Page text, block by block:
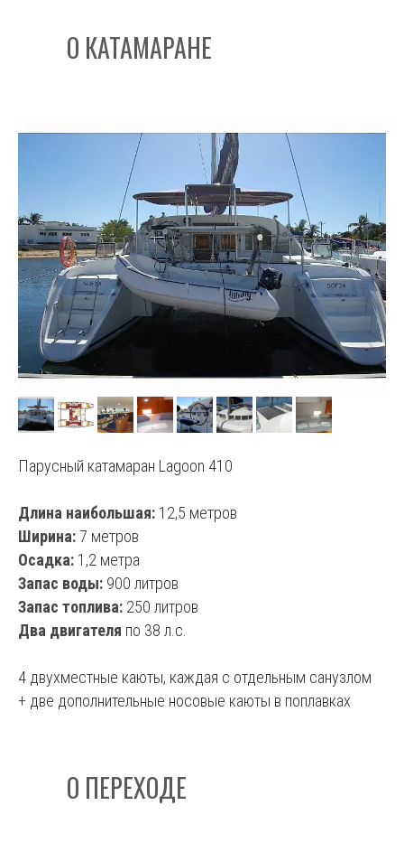
О КАТАМАРАНЕ
Парусный катамаран Lagoon 410
Длина наибольшая: 12,5 метров
Ширина: 7 метров
Осадка: 1,2 метра
Запас воды: 900 литров
Запас топлива: 250 литров
Два двигателя по 38 л.с.
4 двухместные каюты, каждая с отдельным санузлом
+ две дополнительные носовые каюты в поплавках
О ПЕРЕХОДЕ